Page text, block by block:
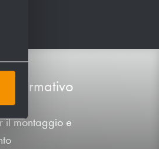
informativo
il montaggio e